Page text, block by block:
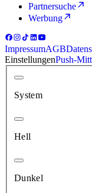
Partnersuche
Werbung
ImpressumAGB
EinstellungenPush-
System
Hell
Dunkel